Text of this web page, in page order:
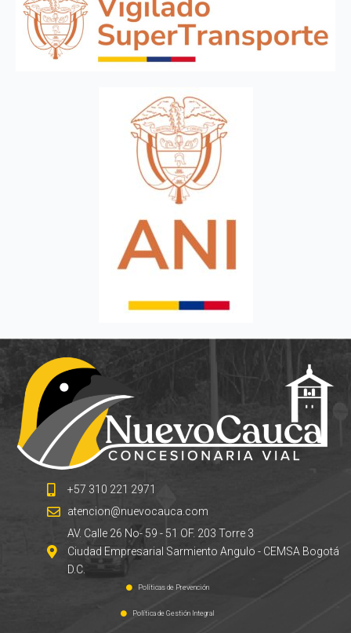
+57 310 221 2971
atencion@nuevocauca.com
AV. Calle 26 No- 59 - 51 OF. 203 Torre 3
Ciudad Empresarial Sarmiento Angulo - CEMSA Bogotá
D.C.
Políticas de Prevención
Política de Gestión Integral